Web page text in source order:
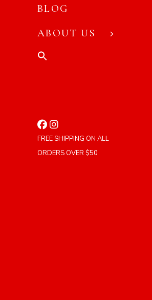
BLOG
ABOUT US
FREE SHIPPING ON ALL
ORDERS OVER $50